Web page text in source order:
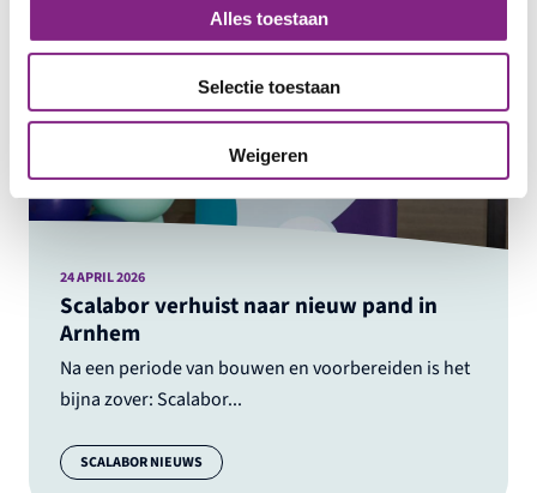
Alles toestaan
Selectie toestaan
Weigeren
Scalabor verhuist naar nieuw pand in
Arnhem
Na een periode van bouwen en voorbereiden is het
bijna zover: Scalabor...
24 APRIL 2026
Categorie:
SCALABOR NIEUWS